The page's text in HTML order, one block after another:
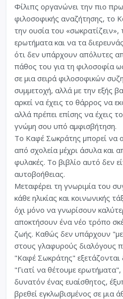
Φίλιπς οργανώνει την πιο
φιλοσοφικής αναζήτησης, το
την ουσία του «σωκρατίζειν»,
ερωτήματα και να τα
ότι δεν υπάρχουν απόλυτες
πάθος του για τη φιλοσοφία
σε μια σειρά φιλοσοφικών
συμμετοχή, αλλά με την εξής
αρκεί να έχεις το θάρρος να
αλλά πρέπει επίσης να έχεις
γνώμη σου υπό αμφισβήτηση.
Το Καφέ Σωκράτης μπορεί να
από σχολεία μέχρι άσυλα και
φυλακές. Το βιβλίο αυτό δεν
αυτοβοήθειας.
Μεταφέρει τη γνωριμία του
κάθε ηλικίας και κοινωνικής
όχι μόνο να γνωρίσουν
αποκτήσουν ένα νέο τρόπο
ζωής. Καθώς δεν υπάρχουν
στους γλαφυρούς διαλόγους
"Καφέ Σωκράτης"
"Γιατί να θέτουμε ερωτήματα",
δυνατόν ένας ευαίσθητος,
βρεθεί εγκλωβισμένος σε μια